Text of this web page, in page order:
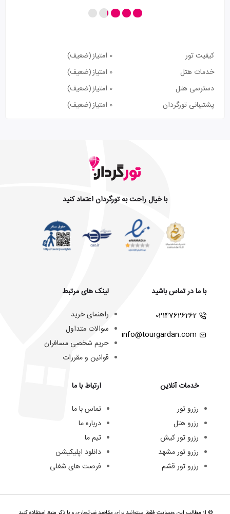
کیفیت تور 0 امتیاز
(ضعیف)
خدمات هتل
0 امتیاز
(ضعیف)
دسترسی هتل
0 امتیاز
(ضعیف)
پشتیبانی تورگردان
0 امتیاز (ضعیف)
با خیال راحت به تورگردان اعتماد کنید
با ما در تماس باشید
02147626262
info@tourgardan.com
خدمات آنلاین
رزرو تور
رزرو هتل
رزرو تور کیش
رزرو تور مشهد
رزرو تور قشم
لینک های مرتبط
راهنمای خرید
سوالات متداول
حریم شخصی مسافران
قوانین و مقررات
ارتباط با ما
تماس با ما
درباره ما
تیم ما
دانلود اپلیکیشن
فرصت های شغلی